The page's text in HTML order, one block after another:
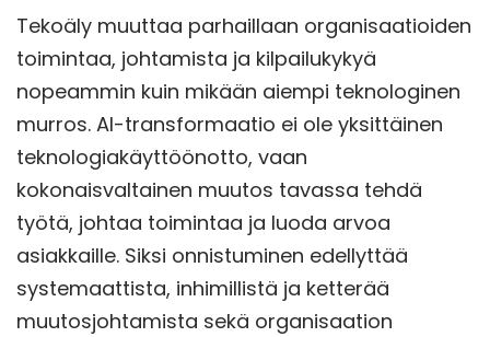
Tekoäly muuttaa parhaillaan organisaatioiden
toimintaa, johtamista ja kilpailukykyä
nopeammin kuin mikään aiempi teknologinen
murros. AI-transformaatio ei ole yksittäinen
teknologiakäyttöönotto, vaan
kokonaisvaltainen muutos tavassa tehdä
työtä, johtaa toimintaa ja luoda arvoa
asiakkaille. Siksi onnistuminen edellyttää
systemaattista, inhimillistä ja ketterää
muutosjohtamista sekä organisaation